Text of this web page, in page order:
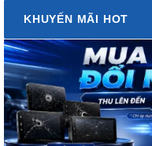
KHUYẾN MÃI HOT